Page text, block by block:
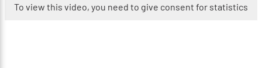
To view this video, you need to give consent for statistics